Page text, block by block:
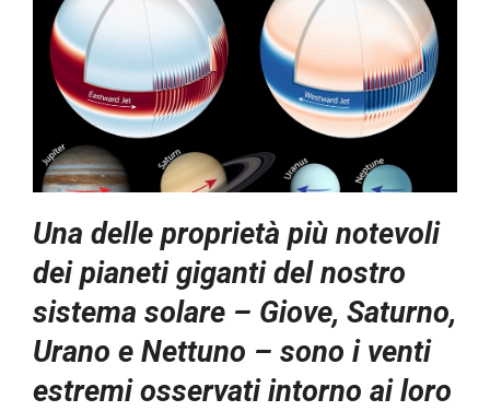
Una delle proprietà più notevoli
dei pianeti giganti del nostro
sistema solare – Giove, Saturno,
Urano e Nettuno – sono i venti
estremi osservati intorno ai loro